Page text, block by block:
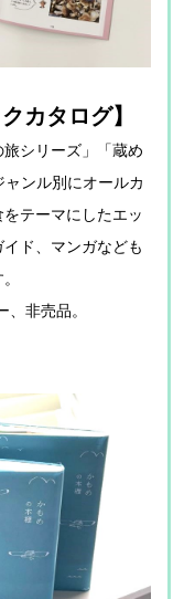
カタログ】
シリーズ」「蔵め
ンル別にオールカ
テーマにしたエッ
ド、マンガなども
非売品。